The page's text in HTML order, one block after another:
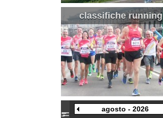
classifiche running
agosto - 2026